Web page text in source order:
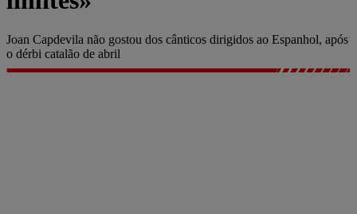
Joan Capdevila não gostou dos cânticos dirigidos ao Espanhol, após
o dérbi catalão de abril